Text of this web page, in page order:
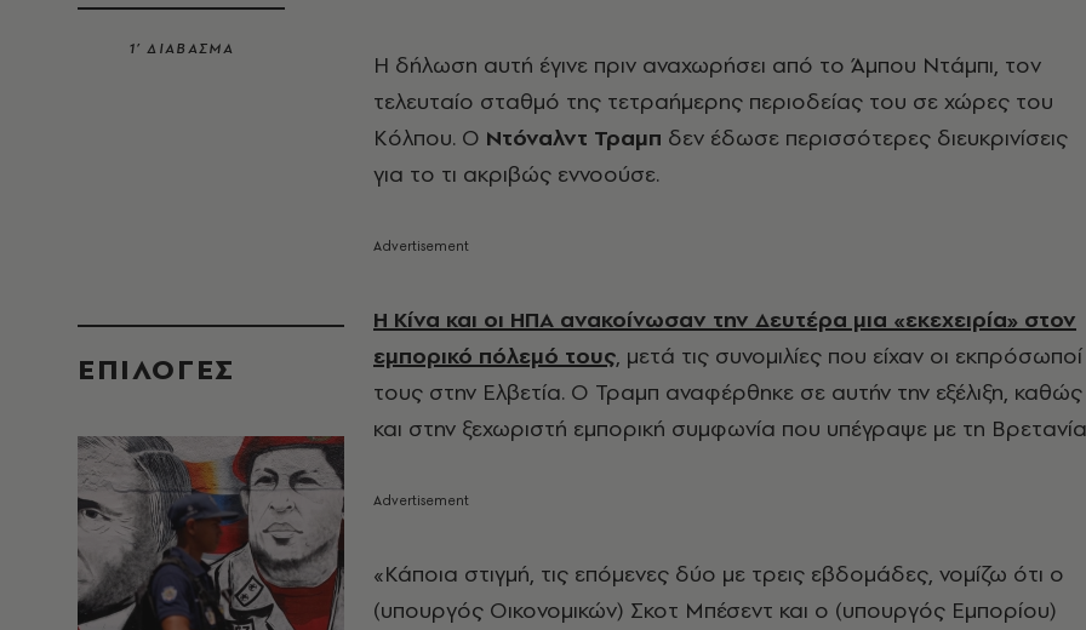
1’ ΔΙΑΒΑΣΜΑ
EΠΙΛΟΓΈΣ
Η δήλωση αυτή έγινε πριν αναχωρήσει από το Άμπου Ντάμπι, τον
τελευταίο σταθμό της τετραήμερης περιοδείας του σε χώρες του
Κόλπου. Ο Ντόναλντ Τραμπ δεν έδωσε περισσότερες διευκρινίσεις
για το τι ακριβώς εννοούσε.
Η Κίνα και οι ΗΠΑ ανακοίνωσαν την Δευτέρα μια «εκεχειρία» στον
εμπορικό πόλεμό τους, μετά τις συνομιλίες που είχαν οι εκπρόσωποί
τους στην Ελβετία. Ο Τραμπ αναφέρθηκε σε αυτήν την εξέλιξη, καθώς
και στην ξεχωριστή εμπορική συμφωνία που υπέγραψε με τη
«Κάποια στιγμή, τις επόμενες δύο με τρεις εβδομάδες, νομίζω ότι ο
(υπουργός Οικονομικών) Σκοτ Μπέσεντ και ο (υπουργός Εμπορίου)